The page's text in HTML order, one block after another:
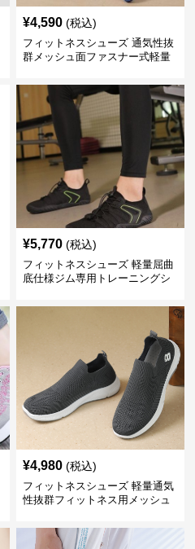
¥4,590 (税込)
フィットネスシューズ 通気性抜
群メッシュ面ファスナー式軽量
¥5,770 (税込)
フィットネスシューズ 軽量屈曲
底仕様ジム専用トレーニングシ
¥4,980 (税込)
フィットネスシューズ 軽量通気
性抜群フィットネス用メッシュ